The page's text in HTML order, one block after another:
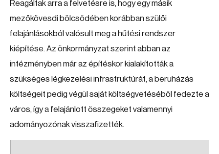
Reagáltak arra a felvetésre is, hogy egy másik
mezőkövesdi bölcsődében korábban szülői
felajánlásokból valósult meg a hűtési rendszer
kiépítése. Az önkormányzat szerint abban az
intézményben már az építéskor kialakították a
szükséges légkezelési infrastruktúrát, a beruházás
költségeit pedig végül saját költségvetéséből fedezte a
város, így a felajánlott összegeket valamennyi
adományozónak visszafizették.